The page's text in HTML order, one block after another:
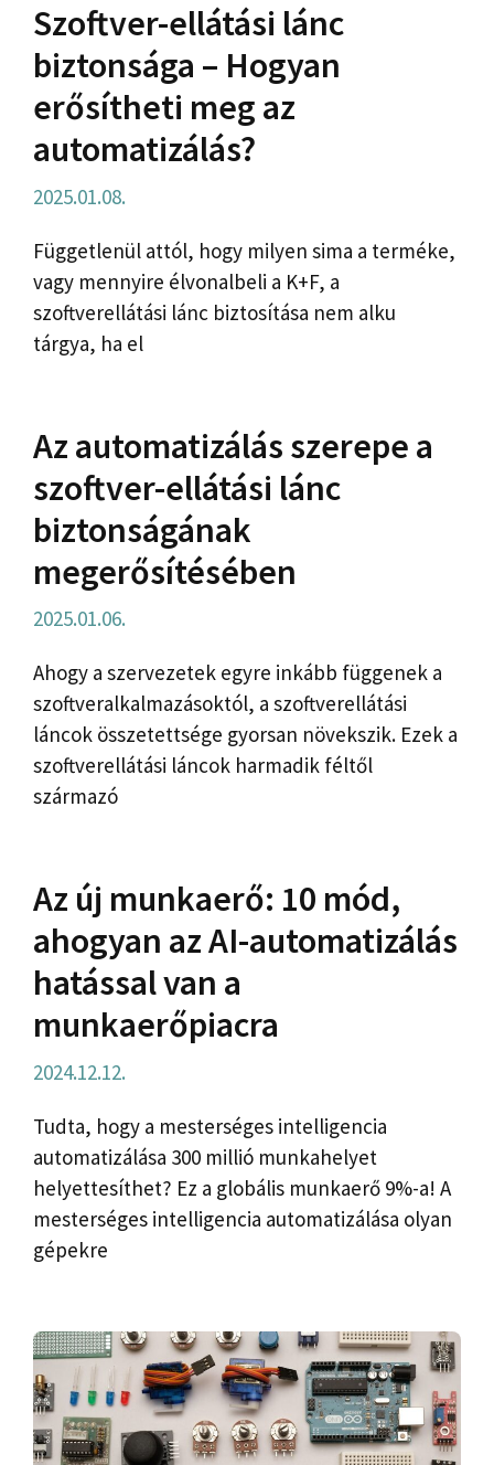
Szoftver-ellátási lánc
biztonsága – Hogyan
erősítheti meg az
automatizálás?
2025.01.08.
Függetlenül attól, hogy milyen sima a terméke,
vagy mennyire élvonalbeli a K+F, a
szoftverellátási lánc biztosítása nem alku
tárgya, ha el
Az automatizálás szerepe a
szoftver-ellátási lánc
biztonságának
megerősítésében
2025.01.06.
Ahogy a szervezetek egyre inkább függenek a
szoftveralkalmazásoktól, a szoftverellátási
láncok összetettsége gyorsan növekszik. Ezek a
szoftverellátási láncok harmadik féltől
származó
Az új munkaerő: 10 mód,
ahogyan az AI-automatizálás
hatással van a
munkaerőpiacra
2024.12.12.
Tudta, hogy a mesterséges intelligencia
automatizálása 300 millió munkahelyet
helyettesíthet? Ez a globális munkaerő 9%-a! A
mesterséges intelligencia automatizálása olyan
gépekre